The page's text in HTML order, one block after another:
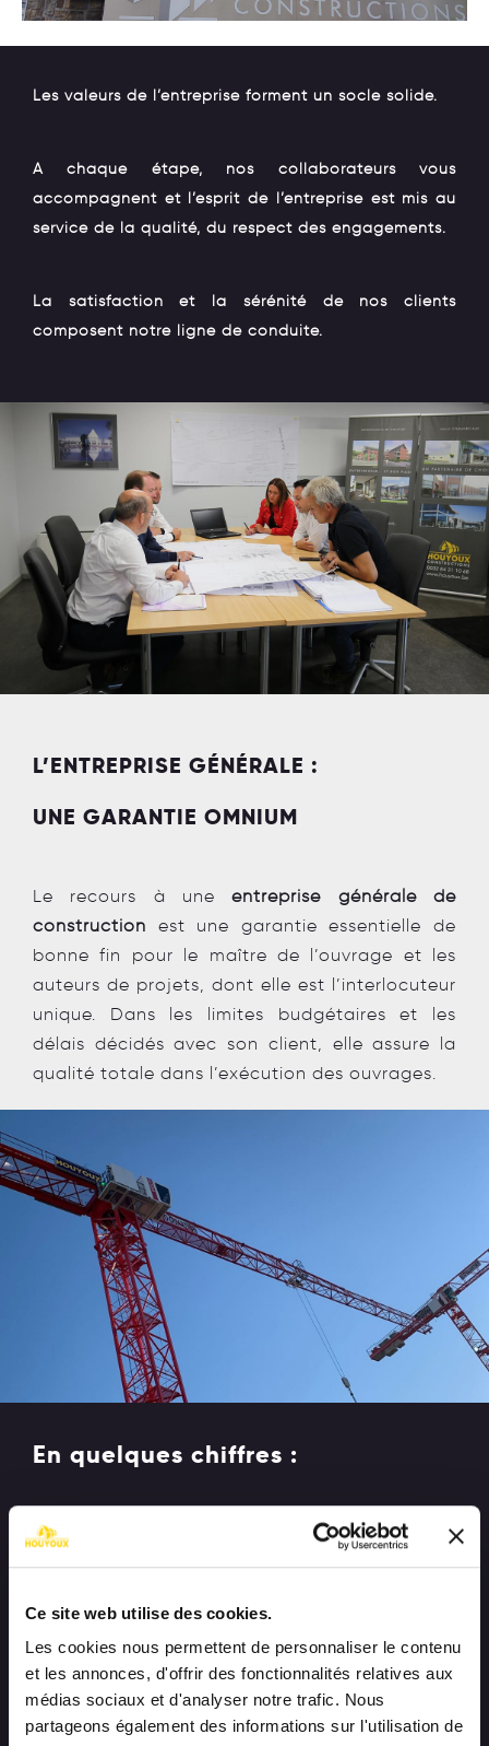
Ce site web utilise des cookies.
Les cookies nous permettent de personnaliser le contenu
et les annonces, d'offrir des fonctionnalités relatives aux
médias sociaux et d'analyser notre trafic. Nous
partageons également des informations sur l'utilisation de
Les valeurs de l’entreprise forment un socle solide.
A chaque étape, nos collaborateurs vous
accompagnent et l’esprit de l’entreprise est mis au
service de la qualité, du respect des engagements.
La satisfaction et la sérénité de nos clients
composent notre ligne de conduite.
L’ENTREPRISE GÉNÉRALE :
UNE GARANTIE OMNIUM
Le recours à uneentreprise générale de
construction est une garantie essentielle de
bonne fin pour le maître de l’ouvrage et les
auteurs de projets, dont elle est l’interlocuteur
unique. Dans les limites budgétaires et les
délais décidés avec son client, elle assure la
qualité totale dans l’exécution des ouvrages.
En quelques chiffres :
200 3.300
9.000
2
50M
€ de chiffres d’affaires
100